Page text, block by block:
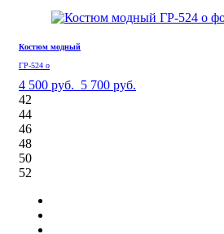
Костюм модный
ГР-524 о
4 500 руб. 5 700 руб.
42
44
46
48
50
52